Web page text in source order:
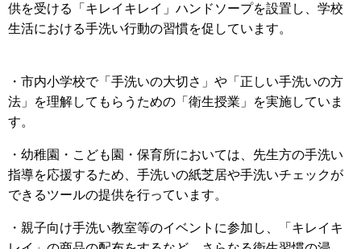
供を受ける「キレイキレイ」ハンドソープを設置し、学校
生活における手洗い行動の習慣を促しています。
・市内小学校で「手洗いの大切さ」や「正しい手洗いの方
法」を理解してもらうための「衛生授業」を実施していま
す。
・幼稚園・こども園・保育所においては、先生方の手洗い
指導を応援するため、手洗いの紙芝居や手洗いチェックが
できるツールの提供を行っています。
・親子向け手洗い教室等のイベントに参加し、「キレイキ